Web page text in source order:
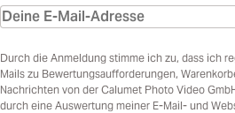
Durch die Anmeldung stimme ich zu, dass ich
Mails zu Bewertungsaufforderungen,
Nachrichten von der Calumet Photo Video
durch eine Auswertung meiner E-Mail- und